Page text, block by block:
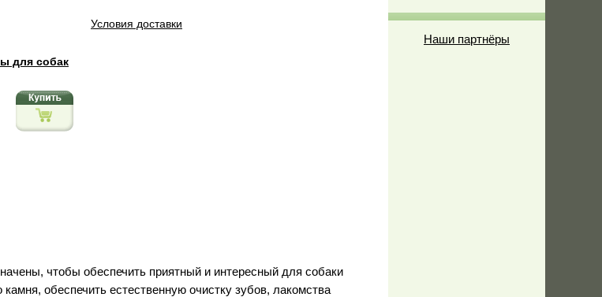
Условия доставки
для собак
чтобы обеспечить приятный и интересный для собаки
обеспечить естественную очистку зубов, лакомства
Наши партнёры